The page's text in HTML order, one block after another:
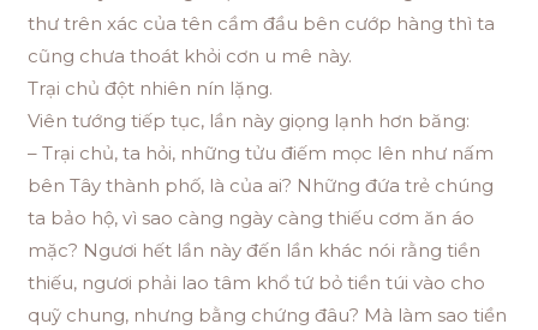
thư trên xác của tên cầm đầu bên cướp hàng thì ta
cũng chưa thoát khỏi cơn u mê này.
Trại chủ đột nhiên nín lặng.
Viên tướng tiếp tục, lần này giọng lạnh hơn băng:
– Trại chủ, ta hỏi, những tửu điếm mọc lên như nấm
bên Tây thành phố, là của ai? Những đứa trẻ chúng
ta bảo hộ, vì sao càng ngày càng thiếu cơm ăn áo
mặc? Ngươi hết lần này đến lần khác nói rằng tiền
thiếu, ngươi phải lao tâm khổ tứ bỏ tiền túi vào cho
quỹ chung, nhưng bằng chứng đâu? Mà làm sao tiền